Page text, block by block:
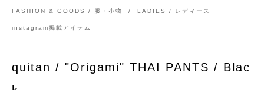
FASHION & GOODS / 服・小物 / LADIES / レディース
instagram掲載アイテム
quitan / "Origami" THAI PANTS / Blac